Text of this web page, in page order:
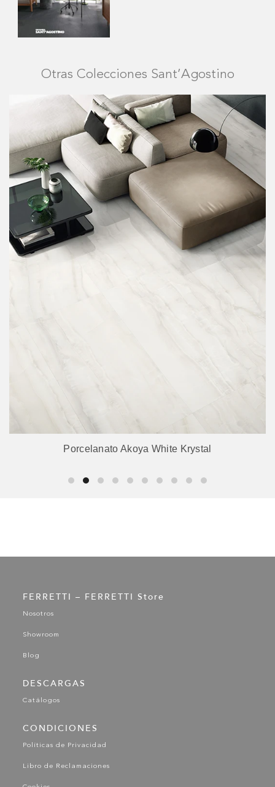
Otras Colecciones Sant’Agostino
Porcelanato Akoya White Krystal
FERRETTI – FERRETTI Store
Nosotros
Showroom
Blog
DESCARGAS
Catálogos
CONDICIONES
Políticas de Privacidad
Libro de Reclamaciones